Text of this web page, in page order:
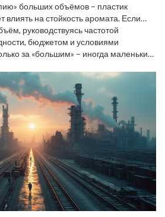
больших объёмов – пластик
влиять на стойкость аромата. Если
небольшую стеклянную банку,
руководствуясь частотой
бюджетом и условиями
за «большим» – иногда маленький